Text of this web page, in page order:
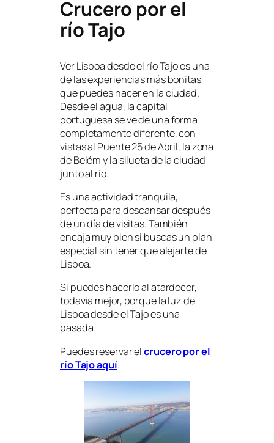
Crucero por el
río Tajo
Ver Lisboa desde el río Tajo es una
de las experiencias más bonitas
que puedes hacer en la ciudad.
Desde el agua, la capital
portuguesa se ve de una forma
completamente diferente, con
vistas al Puente 25 de Abril, la zona
de Belém y la silueta de la ciudad
junto al río.
Es una actividad tranquila,
perfecta para descansar después
de un día de visitas. También
encaja muy bien si buscas un plan
especial sin tener que alejarte de
Lisboa.
Si puedes hacerlo al atardecer,
todavía mejor, porque la luz de
Lisboa desde el Tajo es una
pasada.
Puedes reservar elcrucero por el
río Tajo aquí.